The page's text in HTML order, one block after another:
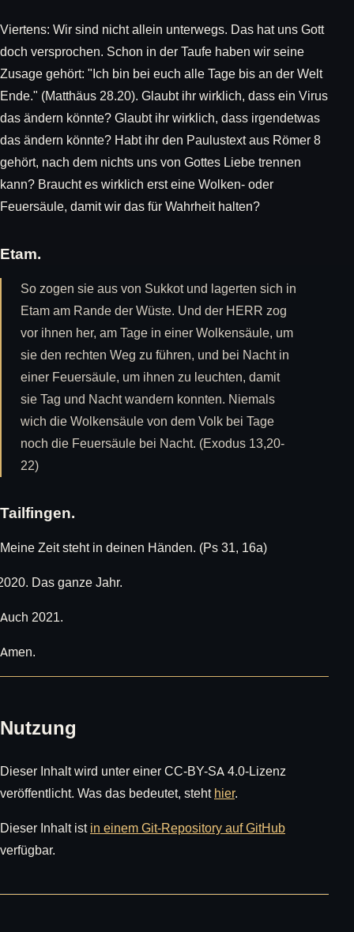
Viertens: Wir sind nicht allein unterwegs. Das hat uns Gott
doch versprochen. Schon in der Taufe haben wir seine
Zusage gehört: "Ich bin bei euch alle Tage bis an der Welt
Ende." (Matthäus 28.20). Glaubt ihr wirklich, dass ein Virus
das ändern könnte? Glaubt ihr wirklich, dass irgendetwas
das ändern könnte? Habt ihr den Paulustext aus Römer 8
gehört, nach dem nichts uns von Gottes Liebe trennen
kann? Braucht es wirklich erst eine Wolken- oder
Feuersäule, damit wir das für Wahrheit halten?
Etam.
So zogen sie aus von Sukkot und lagerten sich in
Etam am Rande der Wüste. Und der HERR zog
vor ihnen her, am Tage in einer Wolkensäule, um
sie den rechten Weg zu führen, und bei Nacht in
einer Feuersäule, um ihnen zu leuchten, damit
sie Tag und Nacht wandern konnten. Niemals
wich die Wolkensäule von dem Volk bei Tage
noch die Feuersäule bei Nacht. (Exodus 13,20-
22)
Tailfingen.
Meine Zeit steht in deinen Händen. (Ps 31, 16a)
Das ganze Jahr.
Auch 2021.
Amen.
Nutzung
Dieser Inhalt wird unter einer CC-BY-SA 4.0-Lizenz
veröffentlicht. Was das bedeutet, stehthier.
Dieser Inhalt istin einem Git-Repository auf GitHub
verfügbar.